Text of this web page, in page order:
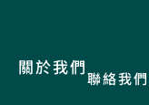
關於我們
聯絡我們